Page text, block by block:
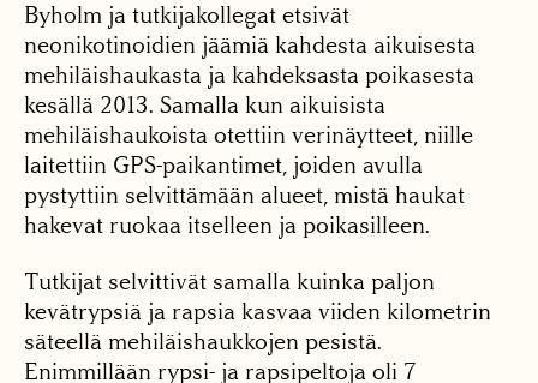
Byholm ja tutkijakollegat etsivät
neonikotinoidien jäämiä kahdesta aikuisesta
mehiläishaukasta ja kahdeksasta poikasesta
kesällä 2013. Samalla kun aikuisista
mehiläishaukoista otettiin verinäytteet, niille
laitettiin GPS-paikantimet, joiden avulla
pystyttiin selvittämään alueet, mistä haukat
hakevat ruokaa itselleen ja poikasilleen.
Tutkijat selvittivät samalla kuinka paljon
kevätrypsiä ja rapsia kasvaa viiden kilometrin
säteellä mehiläishaukkojen pesistä.
Enimmillään rypsi- ja rapsipeltoja oli 7